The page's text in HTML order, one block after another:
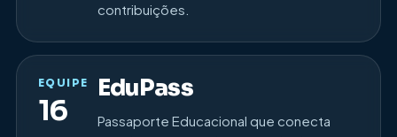
contribuições.
EQUIPE
16
EduPass
Passaporte Educacional que conecta